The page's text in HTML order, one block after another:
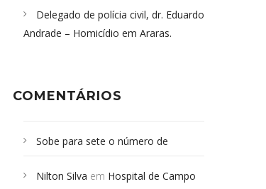
Delegado de polícia civil, dr. Eduardo
Andrade – Homicídio em Araras.
COMENTÁRIOS
Sobe para sete o número de
desabamento em São Paulo - Revista
Nilton Silva em Hospital de Campo